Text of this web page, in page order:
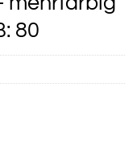
80